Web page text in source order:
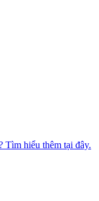
Tìm hiểu thêm tại đây.